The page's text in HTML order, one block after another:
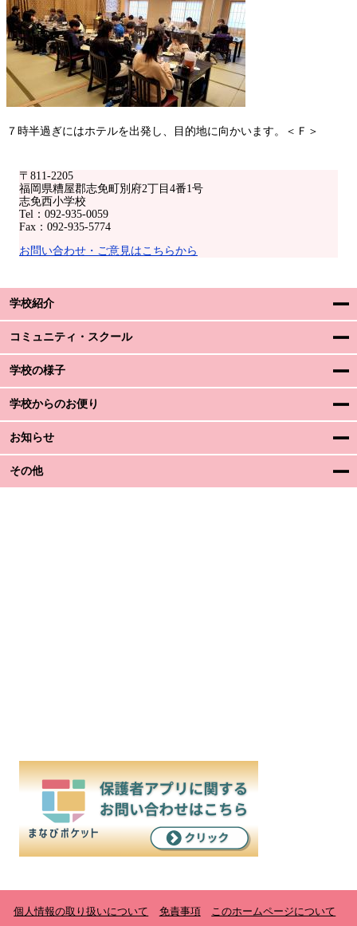
〒811-2205
福岡県糟屋郡志免町別府2丁目4番1号
志免西小学校
Tel：092-935-0059
Fax：092-935-5774
お問い合わせ・ご意見はこちらから
学校紹介
コミュニティ・スクール
学校の様子
学校からのお便り
お知らせ
その他
７時半過ぎにはホテルを出発し、目的地に向かいます。＜Ｆ＞
個人情報の取り扱いについて 免責事項 このホームページについて